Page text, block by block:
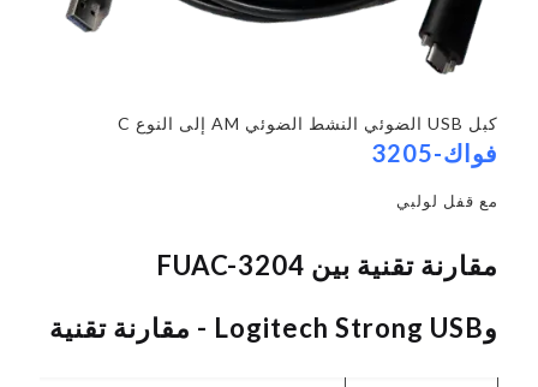
كبل USB الضوئي النشط الضوئي AM إلى النوع C
فواك-3205
مع قفل لولبي
مقارنة تقنية بين FUAC-3204
وLogitech Strong USB - مقارنة تقنية